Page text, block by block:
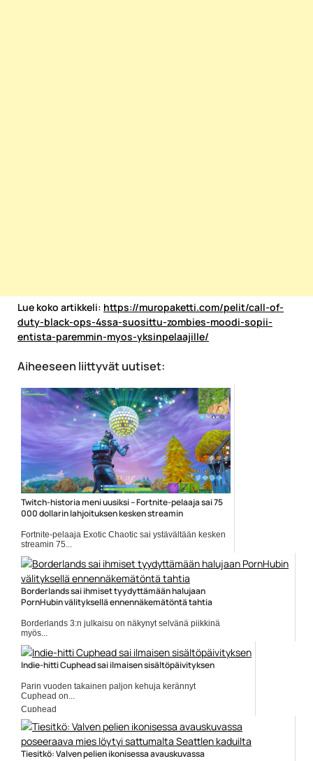
Lue koko artikkeli: https://muropaketti.com/pelit/call-of-
duty-black-ops-4ssa-suosittu-zombies-moodi-sopii-
entista-paremmin-myos-yksinpelaajille/
Aiheeseen liittyvät uutiset:
Twitch-historia meni uusiksi – Fortnite-pelaaja sai 75
000 dollarin lahjoituksen kesken streamin
Fortnite-pelaaja Exotic Chaotic sai ystävältään kesken
streamin 75...
Fortnite
Borderlands sai ihmiset tyydyttämään halujaan
PornHubin välityksellä ennennäkemätöntä tahtia
Borderlands 3:n julkaisu on näkynyt selvänä piikkinä
myös...
Borderlands 3
Indie-hitti Cuphead sai ilmaisen sisältöpäivityksen
Parin vuoden takainen paljon kehuja kerännyt
Cuphead on...
Cuphead
Tiesitkö: Valven pelien ikonisessa avauskuvassa